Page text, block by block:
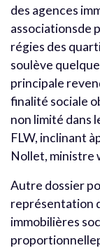
des agences
associationsde
régies des
soulève
principale
finalité sociale
non limité dans
FLW, inclinant
Nollet, ministre
Autre dossier
représentation
immobilières